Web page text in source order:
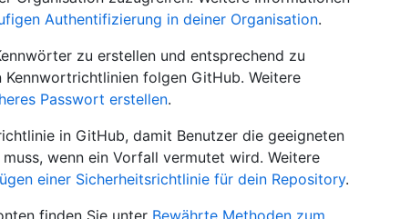
Authentifizierung in deiner Organisation.
zu erstellen und entsprechend zu
folgen GitHub. Weitere
Passwort erstellen.
in GitHub, damit Benutzer die geeigneten
wenn ein Vorfall vermutet wird. Weitere
einer Sicherheitsrichtlinie für dein Repository.